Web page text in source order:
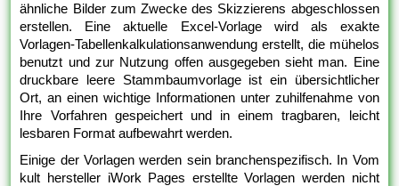
ähnliche Bilder zum Zwecke des Skizzierens abgeschlossen
erstellen. Eine aktuelle Excel-Vorlage wird als exakte
Vorlagen-Tabellenkalkulationsanwendung erstellt, die mühelos
benutzt und zur Nutzung offen ausgegeben sieht man. Eine
druckbare leere Stammbaumvorlage ist ein übersichtlicher
Ort, an einen wichtige Informationen unter zuhilfenahme von
Ihre Vorfahren gespeichert und in einem tragbaren, leicht
lesbaren Format aufbewahrt werden.
Einige der Vorlagen werden sein branchenspezifisch. In Vom
kult hersteller iWork Pages erstellte Vorlagen werden nicht